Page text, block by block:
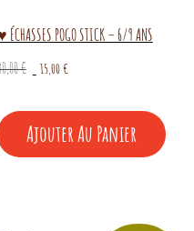
ÉCHASSES POGO STICK – 6/9 ANS
€
Le
initial
était :
30,00 €.
15,00€
actuel
est :
15,00 €.
Ajouter Au Panier